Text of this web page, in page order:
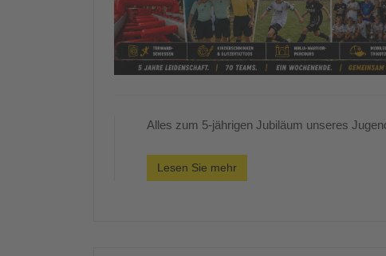
Alles zum 5-jährigen Jubiläum unseres
Lesen Sie mehr